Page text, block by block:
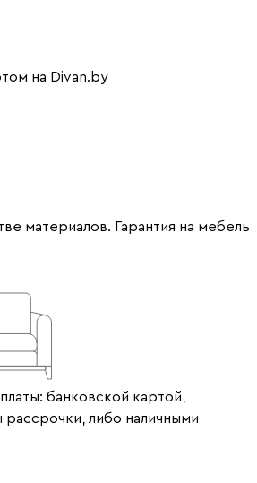
на Divan.by
материалов. Гарантия на мебель
банковской картой,
рассрочки, либо наличными